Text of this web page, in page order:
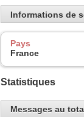
Informations de
Pays
France
Statistiques
Messages au